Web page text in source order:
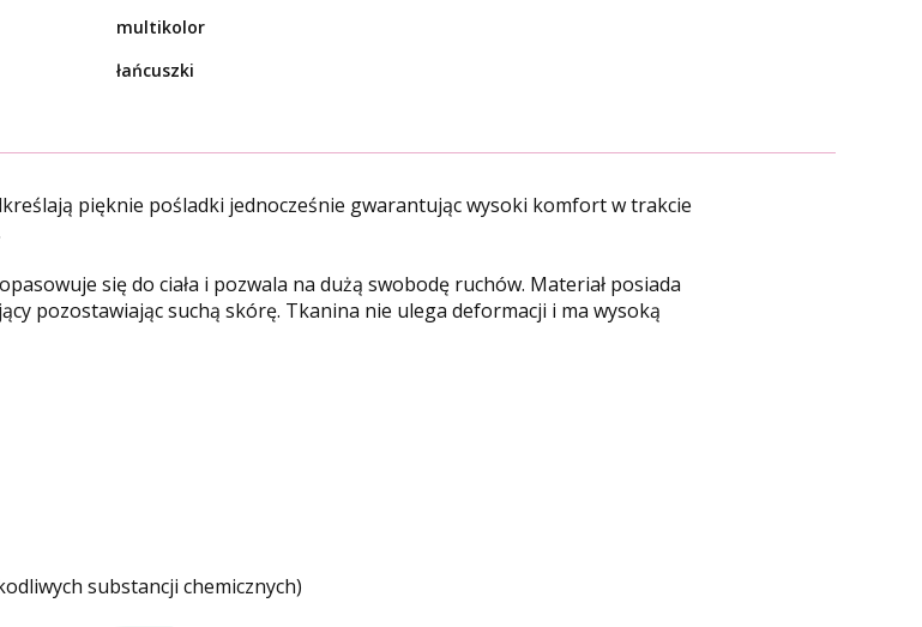
multikolor
łańcuszki
pięknie pośladki jednocześnie gwarantując wysoki komfort w trakcie
się do ciała i pozwala na dużą swobodę ruchów. Materiał posiada
pozostawiając suchą skórę. Tkanina nie ulega deformacji i ma wysoką
substancji chemicznych)